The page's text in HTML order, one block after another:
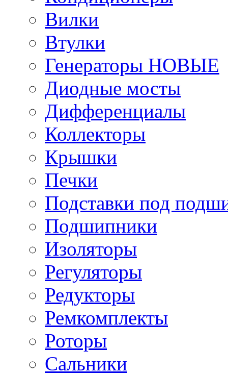
Вилки
Втулки
Генераторы НОВЫЕ
Диодные мосты
Дифференциалы
Коллекторы
Крышки
Печки
Подставки под
Подшипники
Изоляторы
Регуляторы
Редукторы
Ремкомплекты
Роторы
Сальники